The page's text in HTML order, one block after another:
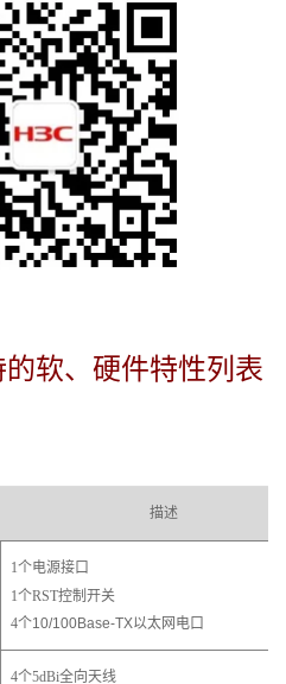
软、硬件特性列表
描述
1个电源接口
1个RST控制开关
4个10/100Base-TX以太网电口
4个5dBi全向天线